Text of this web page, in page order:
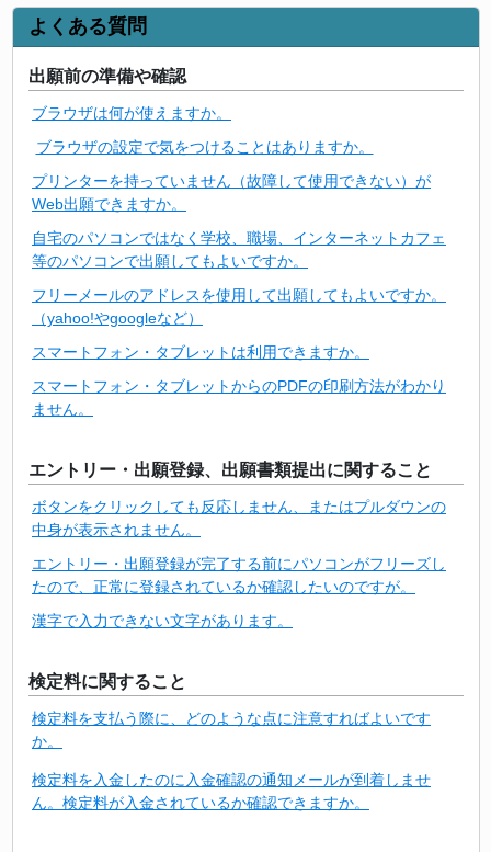
よくある質問
出願前の準備や確認
ブラウザは何が使えますか。
ブラウザの設定で気をつけることはありますか。
プリンターを持っていません（故障して使用できない）が
Web出願できますか。
自宅のパソコンではなく学校、職場、インターネットカフェ
等のパソコンで出願してもよいですか。
フリーメールのアドレスを使用して出願してもよいですか。
（yahoo!やgoogleなど）
スマートフォン・タブレットは利用できますか。
スマートフォン・タブレットからのPDFの印刷方法がわかり
ません。
エントリー・出願登録、出願書類提出に関すること
ボタンをクリックしても反応しません、またはプルダウンの
中身が表示されません。
エントリー・出願登録が完了する前にパソコンがフリーズし
たので、正常に登録されているか確認したいのですが。
漢字で入力できない文字があります。
検定料に関すること
検定料を支払う際に、どのような点に注意すればよいです
か。
検定料を入金したのに入金確認の通知メールが到着しませ
ん。検定料が入金されているか確認できますか。